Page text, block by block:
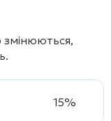
змінюються,
15%